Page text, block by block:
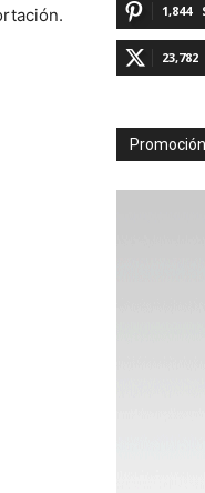
1,844
23,782
Promoción